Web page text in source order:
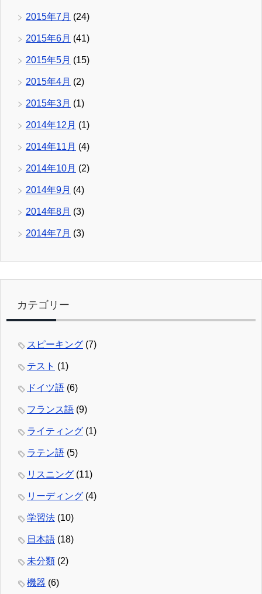
2015年7月 (24)
2015年6月 (41)
2015年5月 (15)
2015年4月 (2)
2015年3月 (1)
2014年12月 (1)
2014年11月 (4)
2014年10月 (2)
2014年9月 (4)
2014年8月 (3)
2014年7月 (3)
カテゴリー
スピーキング (7)
テスト (1)
ドイツ語 (6)
フランス語 (9)
ライティング (1)
ラテン語 (5)
リスニング (11)
リーディング (4)
学習法 (10)
日本語 (18)
未分類 (2)
機器 (6)